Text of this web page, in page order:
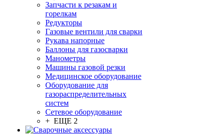
Запчасти к резакам и
горелкам
Редукторы
Газовые вентили для сварки
Рукава напорные
Баллоны для газосварки
Манометры
Машины газовой резки
Медицинское оборудование
Оборудование для
газораспределительных
систем
Сетевое оборудование
+ ЕЩЕ 2